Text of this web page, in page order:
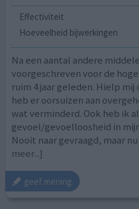
Effectiviteit
Hoeveelheid bijwerkingen
Na een aantal andere
voorgeschreven voor de
ruim 4 jaar geleden. Hielp
heb er oorsuizen aan
wat verminderd. Ook heb ik
gevoel/gevoelloosheid in
Nooit naar gevraagd, maar
meer...]
geef mening